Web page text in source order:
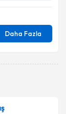
Daha Fazla